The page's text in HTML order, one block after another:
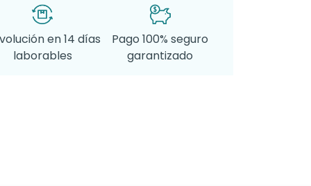
en 14 días
laborables
Pago 100% seguro
garantizado